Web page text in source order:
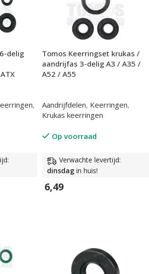
delig
,
Tomos Keerringset krukas /
aandrijfas 3-delig A3 / A35 /
A52 / A55
Aandrijfdelen, Keerringen,
Krukas keerringen
Op voorraad
Verwachte levertijd:
dinsdag in huis!
6,49